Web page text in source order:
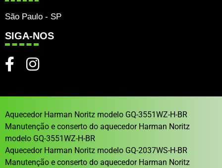
São Paulo - SP
SIGA-NOS
Aquecedor Harman Noritz modelo GQ-3551WZ-H-BR
Manutenção e conserto do aquecedor Harman Noritz
modelo GQ-3551WZ-H-BR
Aquecedor Harman Noritz modelo GQ-2037WS-H-BR
Manutenção e conserto do aquecedor Harman Noritz